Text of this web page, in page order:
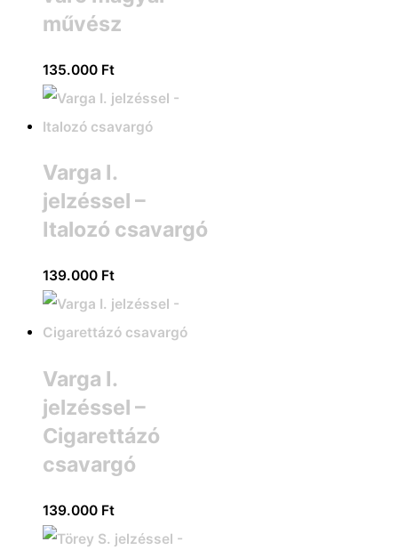
művész
135.000 Ft
Varga I.
jelzéssel –
Italozó csavargó
139.000 Ft
Varga I.
jelzéssel –
Cigarettázó
csavargó
139.000 Ft